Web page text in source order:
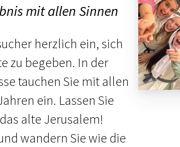
mit allen Sinnen
herzlich ein, sich
zu begeben. In der
tauchen Sie mit allen
ein. Lassen Sie
alte Jerusalem!
wandern Sie wie die